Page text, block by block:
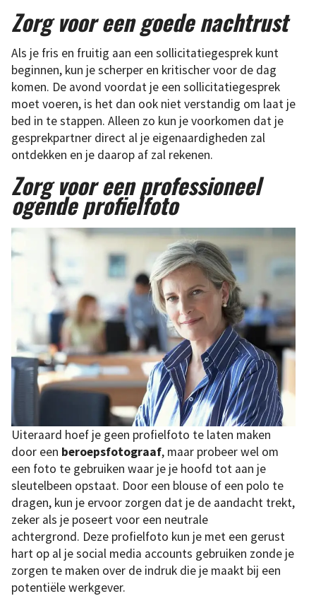
Zorg voor een goede nachtrust
Als je fris en fruitig aan een sollicitatiegesprek kunt
beginnen, kun je scherper en kritischer voor de dag
komen. De avond voordat je een sollicitatiegesprek
moet voeren, is het dan ook niet verstandig om laat je
bed in te stappen. Alleen zo kun je voorkomen dat je
gesprekpartner direct al je eigenaardigheden zal
ontdekken en je daarop af zal rekenen.
Zorg voor een professioneel
ogende profielfoto
Uiteraard hoef je geen profielfoto te laten maken
door een beroepsfotograaf, maar probeer wel om
een foto te gebruiken waar je je hoofd tot aan je
sleutelbeen opstaat. Door een blouse of een polo te
dragen, kun je ervoor zorgen dat je de aandacht trekt,
zeker als je poseert voor een neutrale
achtergrond. Deze profielfoto kun je met een gerust
hart op al je social media accounts gebruiken zonde je
zorgen te maken over de indruk die je maakt bij een
potentiële werkgever.